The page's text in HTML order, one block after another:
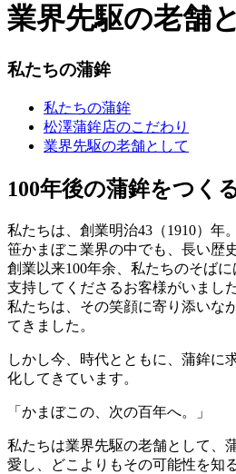
業界先駆の老舗
私たちの蒲鉾
私たちの蒲鉾
松澤蒲鉾店のこだわり
業界先駆の老舗として
100年後の蒲鉾をつくる
私たちは、創業明治43（1910）年。
笹かまぼこ業界の中でも、長い歴
創業以来100年余、私たちのそば
支持してくださるお客様がいました
私たちは、その笑顔に寄り添いな
てきました。
しかし今、時代とともに、蒲鉾に
化してきています。
「かまぼこの、次の百年へ。」
私たちは業界先駆の老舗として、
愛し、どこよりもその可能性を知